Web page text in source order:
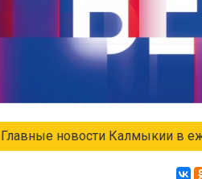
в еженедельном выпуске